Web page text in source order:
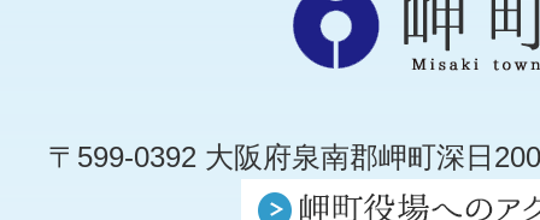
〒599-0392 大阪府泉南郡岬町深日